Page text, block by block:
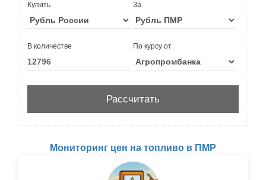
Купить За
В количестве По курсу от
Мониторинг цен на топливо в ПМР